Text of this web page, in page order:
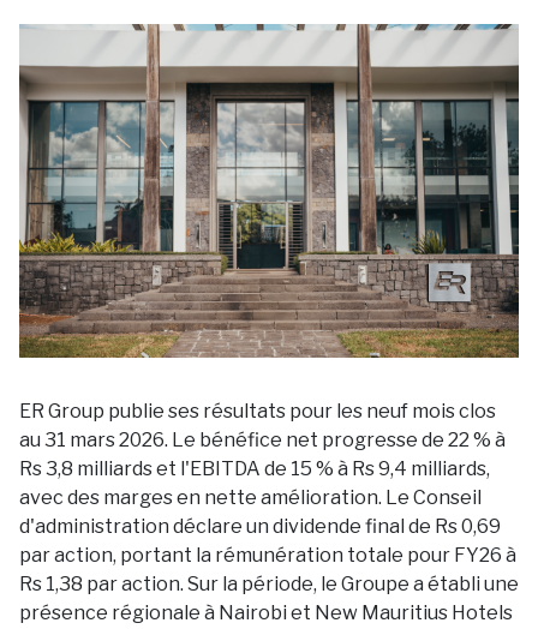
ER Group publie ses résultats pour les neuf mois clos
au 31 mars 2026. Le bénéfice net progresse de 22 % à
Rs 3,8 milliards et l'EBITDA de 15 % à Rs 9,4 milliards,
avec des marges en nette amélioration. Le Conseil
d'administration déclare un dividende final de Rs 0,69
par action, portant la rémunération totale pour FY26 à
Rs 1,38 par action. Sur la période, le Groupe a établi une
présence régionale à Nairobi et New Mauritius Hotels